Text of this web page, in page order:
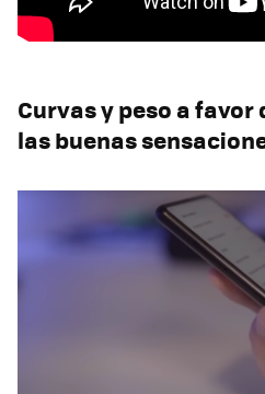
Curvas y peso a
las buenas